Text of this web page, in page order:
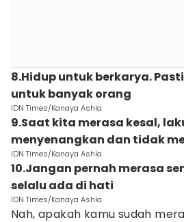
8.Hidup untuk berkarya.
untuk banyak orang
IDN Times/Kanaya Ashla
9.Saat kita merasa kesal,
menyenangkan dan tidak
IDN Times/Kanaya Ashla
10.Jangan pernah merasa
selalu ada di hati
IDN Times/Kanaya Ashla
Nah, apakah kamu sudah